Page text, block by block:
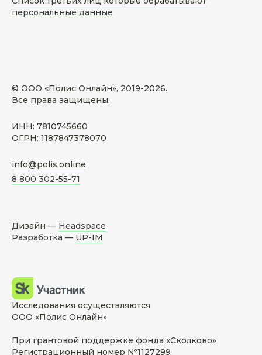
© ООО «Полис Онлайн», 2019-2026.
Все права защищены.
ИНН: 7810745660
ОГРН: 1187847378070
info@polis.online
8 800 302-55-71
персональные данные
Дизайн — Headspace
Разработка — UP-IM
Исследования осуществляются
ООО «Полис Онлайн»
При грантовой поддержке фонда «Сколково»
Регистрационный номер №1127299